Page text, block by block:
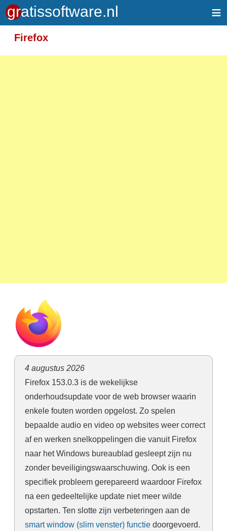
≡
Firefox
4 augustus 2026
Firefox 153.0.3 is de wekelijkse
onderhoudsupdate voor de web browser waarin
enkele fouten worden opgelost. Zo spelen
bepaalde audio en video op websites weer correct
af en werken snelkoppelingen die vanuit Firefox
naar het Windows bureaublad gesleept zijn nu
zonder beveiligingswaarschuwing. Ook is een
specifiek probleem gerepareerd waardoor Firefox
na een gedeeltelijke update niet meer wilde
opstarten. Ten slotte zijn verbeteringen aan de
smart window (slim venster) functiedoorgevoerd.